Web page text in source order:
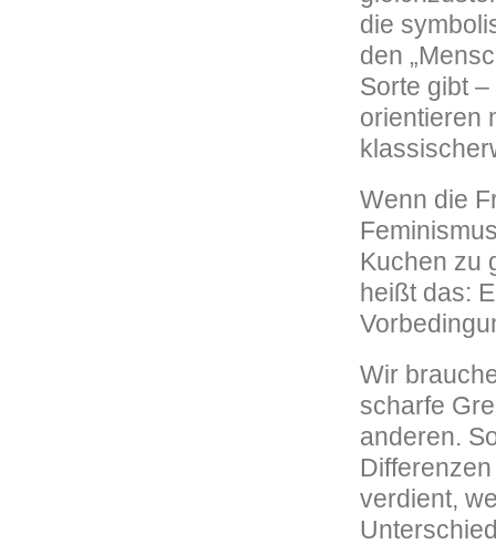
die
den
Sorte gibt
orientieren
Wenn die
Kuchen zu
heißt das:
Wir
scharfe
anderen.
verdient,